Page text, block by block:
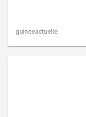
guineeactuelle